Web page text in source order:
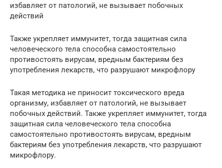
избавляет от патологий, не вызывает побочных
действий
Также укрепляет иммунитет, тогда защитная сила
человеческого тела способна самостоятельно
противостоять вирусам, вредным бактериям без
употребления лекарств, что разрушают микрофлору
Такая методика не приносит токсического вреда
организму, избавляет от патологий, не вызывает
побочных действий. Также укрепляет иммунитет, тогда
защитная сила человеческого тела способна
самостоятельно противостоять вирусам, вредным
бактериям без употребления лекарств, что разрушают
микрофлору.